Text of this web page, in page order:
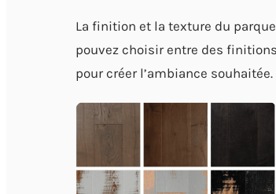
La finition et la texture du
pouvez choisir entre des
pour créer l’ambiance souhaitée.